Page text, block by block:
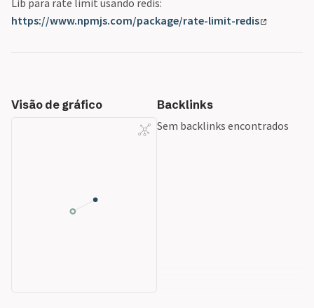
Lib para rate limit usando redis:
https://www.npmjs.com/package/rate-limit-redis
Visão de gráfico
Backlinks
Sem backlinks encontrados